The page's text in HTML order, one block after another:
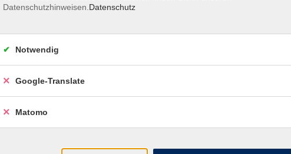
96450 Coburg
info@vhs-coburg.de
Tel: 09561 8825-0
Datenschutzhinweisen. Datenschutz
Notwendig
Google-Translate
Matomo